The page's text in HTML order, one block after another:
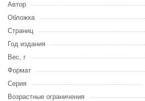
Автор
Обложка
Страниц
Год издания
Вес, г
Формат
Серия
Возрастные ограничения